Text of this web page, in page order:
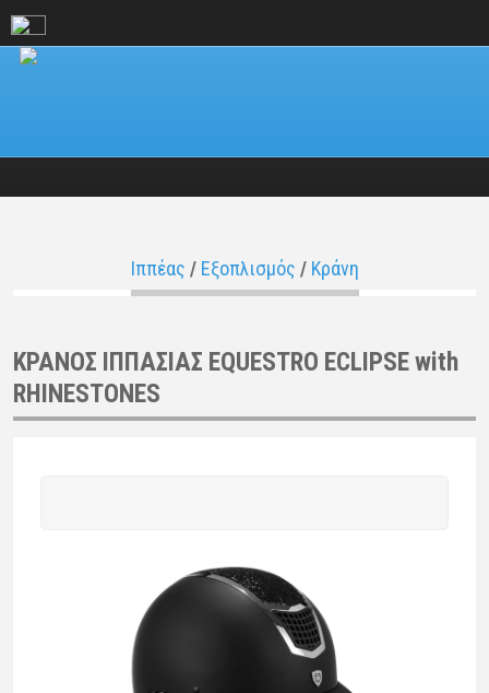
Ιππέας / Εξοπλισμός / Κράνη
KΡΑΝΟΣ ΙΠΠΑΣΙΑΣ EQUESTRO ECLIPSE with
RHINESTONES